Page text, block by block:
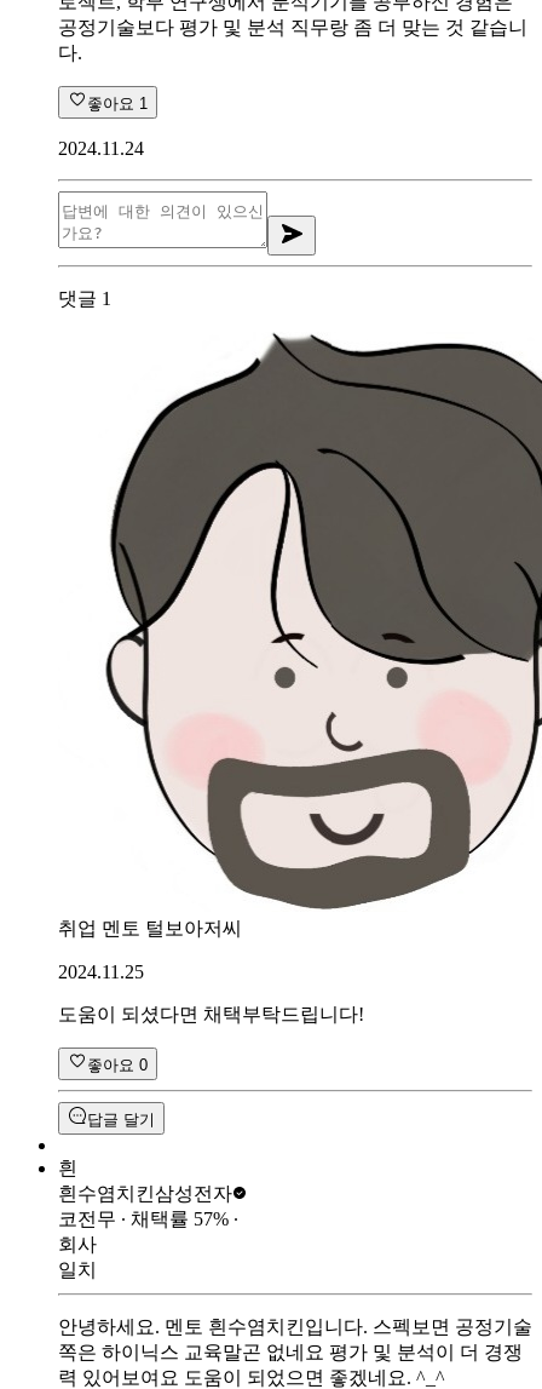
공정기술보다 평가 및 분석 직무랑 좀 더 맞는 것 같습니
다.
좋아요 1
2024.11.24
댓글 1
취업 멘토 털보아저씨
2024.11.25
도움이 되셨다면 채택부탁드립니다!
좋아요 0
답글 달기
흰
흰수염치킨삼성전자
코전무 ∙ 채택률 57% ∙
회사
일치
안녕하세요. 멘토 흰수염치킨입니다. 스펙보면 공정기술
쪽은 하이닉스 교육말곤 없네요 평가 및 분석이 더 경쟁
력 있어보여요 도움이 되었으면 좋겠네요. ^_^